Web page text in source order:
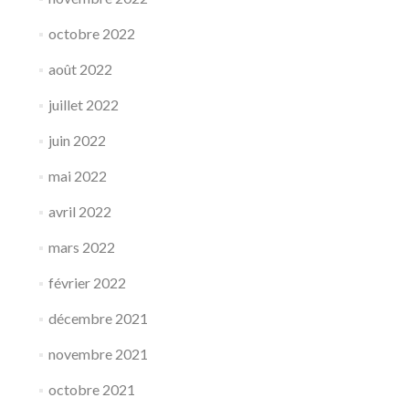
octobre 2022
août 2022
juillet 2022
juin 2022
mai 2022
avril 2022
mars 2022
février 2022
décembre 2021
novembre 2021
octobre 2021